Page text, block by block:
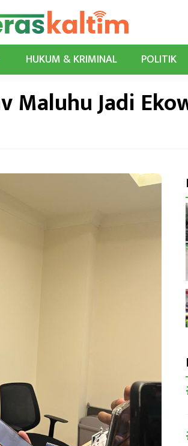
HUKUM & KRIMINAL POLITIK
Maluhu Jadi